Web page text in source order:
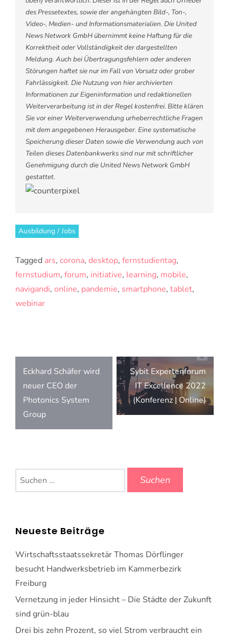
des Pressetextes, sowie der angehängten Bild-, Ton-,
Video-, Medien- und Informationsmaterialien. Die United
News Network GmbH übernimmt keine Haftung für die
Korrektheit oder Vollständigkeit der dargestellten
Meldung. Auch bei Übertragungsfehlern oder anderen
Störungen haftet sie nur im Fall von Vorsatz oder grober
Fahrlässigkeit. Die Nutzung von hier archivierten
Informationen zur Eigeninformation und redaktionellen
Weiterverarbeitung ist in der Regel kostenfrei. Bitte klären
Sie vor einer Weiterverwendung urheberrechtliche Fragen
mit dem angegebenen Herausgeber. Eine systematische
Speicherung dieser Daten sowie die Verwendung auch von
Teilen dieses Datenbankwerks sind nur mit schriftlicher
Genehmigung durch die United News Network GmbH
gestattet.
Ausbildung / Jobs
Tagged ars, corona, desktop, fernstudientag,
fernstudium, forum, initiative, learning, mobile,
navigandi, online, pandemie, smartphone, tablet,
webinar
Beitragsnavigation
Eckhard Schäfer wird
neuer CEO der
Photonics System
Group
Sybit Expertenforum
IT Excellence 2022
(Konferenz | Online)
Suchen
nach:
Neueste Beiträge
Wirtschaftsstaatssekretär Thomas Dörflinger
besucht Handwerksbetrieb im Kammerbezirk
Freiburg
Vernetzung in jeder Hinsicht – Die Städte der Zukunft
sind grün-blau
Drei bis zehn Prozent, so viel Strom verbraucht ein